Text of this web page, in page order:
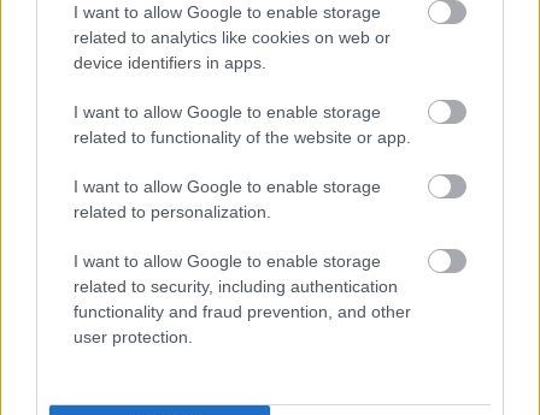
I want to allow Google to enable storage
related to analytics like cookies on web or
device identifiers in apps.
I want to allow Google to enable storage
related to functionality of the website or app.
I want to allow Google to enable storage
related to personalization.
I want to allow Google to enable storage
related to security, including authentication
functionality and fraud prevention, and other
user protection.
Csak 3 hozzávaló: szeletem!
A hét elején költözködtünk. Dobozolás, cipekedés,
este 10-ig megállás nélkül, és ez ...